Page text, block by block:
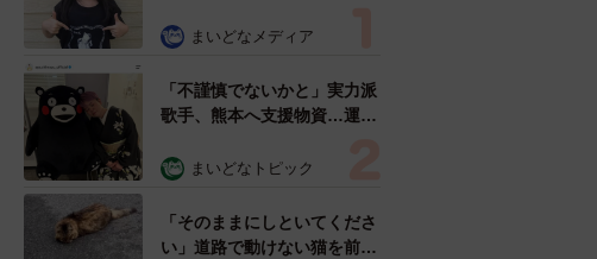
雰囲気が」「宝塚に入れそ
まいどなメディア
「不謹慎でないかと」実力派
歌手、熊本へ支援物資…運搬
めらい 「痛いほど伝わる」
まいどなトピック
「そのままにしといてくださ
い」道路で動けない猫を前に